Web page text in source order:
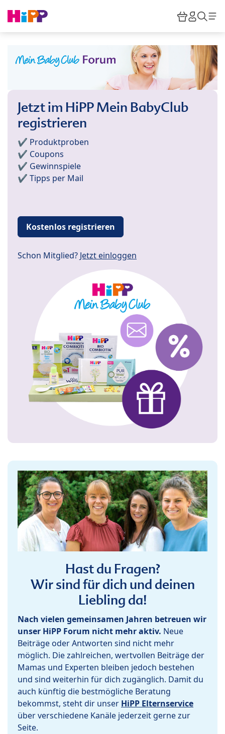
HiPP
Jetzt im HiPP Mein BabyClub
registrieren
✔️ Produktproben
✔️ Coupons
✔️ Gewinnspiele
✔️ Tipps per Mail
Kostenlos registrieren
Schon Mitglied? Jetzt einloggen
Hast du Fragen?
Wir sind für dich und deinen
Liebling da!
Nach vielen gemeinsamen Jahren betreuen wir
unser HiPP Forum nicht mehr aktiv. Neue
Beiträge oder Antworten sind nicht mehr
möglich. Die zahlreichen, wertvollen Beiträge der
Mamas und Experten bleiben jedoch bestehen
und sind weiterhin für dich zugänglich. Damit du
auch künftig die bestmögliche Beratung
bekommst, steht dir unser HiPP Elternservice
über verschiedene Kanäle jederzeit gerne zur
Seite.